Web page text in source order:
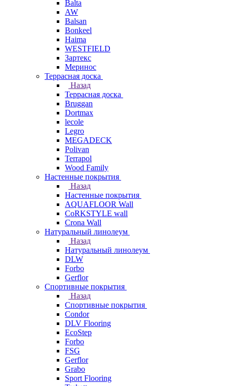
Balta
AW
Balsan
Bonkeel
Haima
WESTFIELD
Зартекс
Меринос
Террасная доска
Назад
Террасная доска
Bruggan
Dortmax
lecole
Legro
MEGADECK
Polivan
Terrapol
Wood Family
Настенные покрытия
Назад
Настенные покрытия
AQUAFLOOR Wall
CoRKSTYLE wall
Crona Wall
Натуральный линолеум
Назад
Натуральный линолеум
DLW
Forbo
Gerflor
Спортивные покрытия
Назад
Спортивные покрытия
Condor
DLV Flooring
EcoStep
Forbo
FSG
Gerflor
Grabo
Sport Flooring